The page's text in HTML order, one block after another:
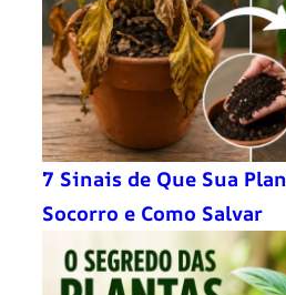
7 Sinais de Que Sua
Socorro e Como Salvar